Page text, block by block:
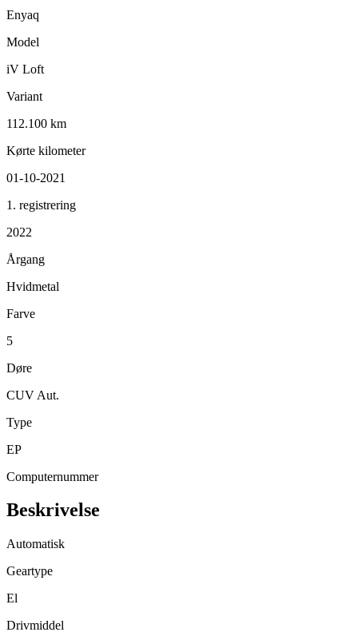
Enyaq
Model
iV Loft
Variant
112.100 km
Kørte kilometer
01-10-2021
1. registrering
2022
Årgang
Hvidmetal
Farve
5
Døre
CUV Aut.
Type
EP
Computernummer
Beskrivelse
Automatisk
Geartype
El
Drivmiddel